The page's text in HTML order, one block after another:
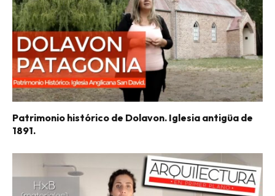
Patrimonio histórico de Dolavon. Iglesia antigüa de
1891.